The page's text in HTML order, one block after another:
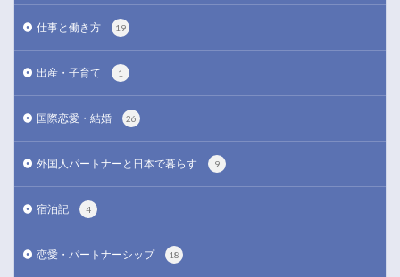
仕事と働き方 19
出産・子育て 1
国際恋愛・結婚 26
外国人パートナーと日本で暮らす 9
宿泊記 4
恋愛・パートナーシップ 18